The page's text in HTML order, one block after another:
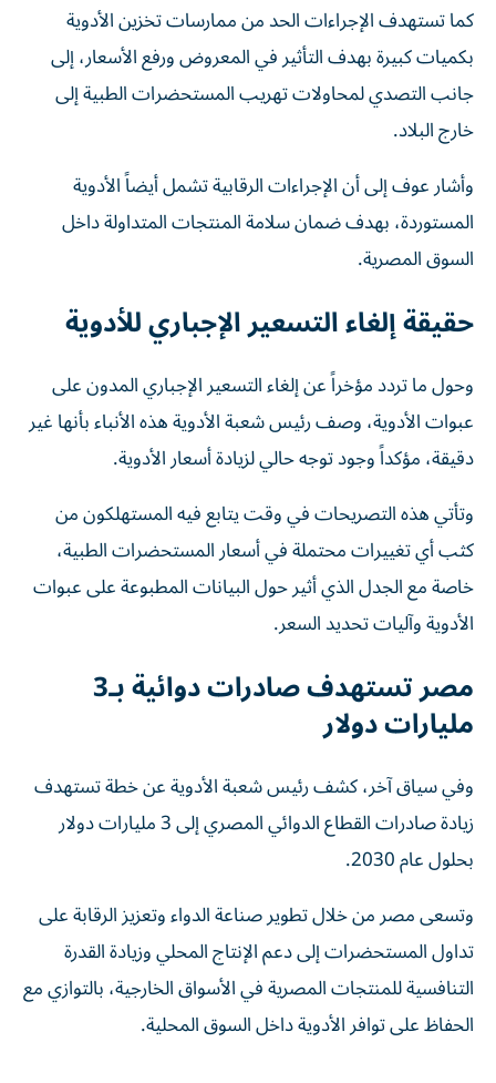
كما تستهدف الإجراءات الحد من ممارسات تخزين الأدوية
بكميات كبيرة بهدف التأثير في المعروض ورفع الأسعار، إلى
جانب التصدي لمحاولات تهريب المستحضرات الطبية إلى
خارج البلاد.
وأشار عوف إلى أن الإجراءات الرقابية تشمل أيضاً الأدوية
المستوردة، بهدف ضمان سلامة المنتجات المتداولة داخل
السوق المصرية.
حقيقة إلغاء التسعير الإجباري للأدوية
وحول ما تردد مؤخراً عن إلغاء التسعير الإجباري المدون على
عبوات الأدوية، وصف رئيس شعبة الأدوية هذه الأنباء بأنها غير
دقيقة، مؤكداً وجود توجه حالي لزيادة أسعار الأدوية.
وتأتي هذه التصريحات في وقت يتابع فيه المستهلكون من
كثب أي تغييرات محتملة في أسعار المستحضرات الطبية،
خاصة مع الجدل الذي أثير حول البيانات المطبوعة على عبوات
الأدوية وآليات تحديد السعر.
مصر تستهدف صادرات دوائية بـ3
مليارات دولار
وفي سياق آخر، كشف رئيس شعبة الأدوية عن خطة تستهدف
زيادة صادرات القطاع الدوائي المصري إلى 3 مليارات دولار
بحلول عام 2030.
وتسعى مصر من خلال تطوير صناعة الدواء وتعزيز الرقابة على
تداول المستحضرات إلى دعم الإنتاج المحلي وزيادة القدرة
التنافسية للمنتجات المصرية في الأسواق الخارجية، بالتوازي مع
الحفاظ على توافر الأدوية داخل السوق المحلية.